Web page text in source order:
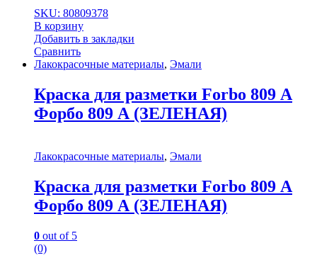
SKU: 80809378
В корзину
Добавить в закладки
Сравнить
Лакокрасочные материалы, Эмали
Краска для разметки Forbo 809 А
Форбо 809 А (ЗЕЛЕНАЯ)
Лакокрасочные материалы, Эмали
Краска для разметки Forbo 809 А
Форбо 809 А (ЗЕЛЕНАЯ)
0 out of 5
(0)